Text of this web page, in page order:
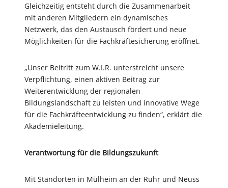
Gleichzeitig entsteht durch die Zusammenarbeit
mit anderen Mitgliedern ein dynamisches
Netzwerk, das den Austausch fördert und neue
Möglichkeiten für die Fachkräftesicherung eröffnet.
„Unser Beitritt zum W.I.R. unterstreicht unsere
Verpflichtung, einen aktiven Beitrag zur
Weiterentwicklung der regionalen
Bildungslandschaft zu leisten und innovative Wege
für die Fachkräfteentwicklung zu finden“, erklärt die
Akademieleitung.
Verantwortung für die Bildungszukunft
Mit Standorten in Mülheim an der Ruhr und Neuss